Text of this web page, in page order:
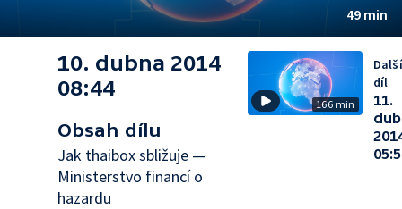
49 min
10. dubna 2014
08:44
Obsah dílu
Jak thaibox sbližuje —
Ministerstvo financí o
hazardu
166 min
Další
díl
11.